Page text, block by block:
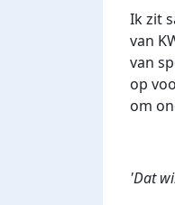
Ik zit
van
van
op
om
'Dat